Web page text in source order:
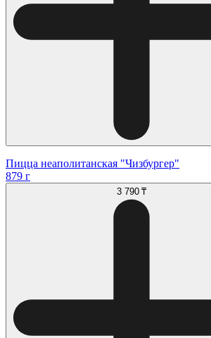
Пицца неаполитанская "Чизбургер"
879 г
3 790 ₸